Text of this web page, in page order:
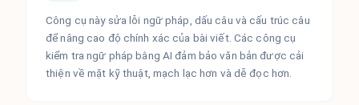
Công cụ này sửa lỗi ngữ pháp, dấu câu và cấu trúc câu
để nâng cao độ chính xác của bài viết. Các công cụ
kiểm tra ngữ pháp bằng AI đảm bảo văn bản được cải
thiện về mặt kỹ thuật, mạch lạc hơn và dễ đọc hơn.